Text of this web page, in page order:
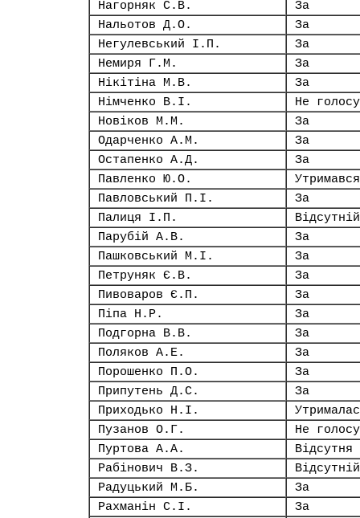
Нагорняк С.В.
За
Нальотов Д.О.
За
Негулевський І.П.
За
Немиря Г.М.
За
Нікітіна М.В.
За
Німченко В.І.
Не
Новіков М.М.
За
Одарченко А.М.
За
Остапенко А.Д.
За
Павленко Ю.О.
Утримався
Павловський П.І.
За
Палиця І.П.
Відсутній
Парубій А.В.
За
Пашковський М.І.
За
Петруняк Є.В.
За
Пивоваров Є.П.
За
Піпа Н.Р.
За
Подгорна В.В.
За
Поляков А.Е.
За
Порошенко П.О.
За
Припутень Д.С.
За
Приходько Н.І.
Пузанов О.Г.
Не
Пуртова А.А.
Відсутня
Рабінович В.З.
Відсутній
Радуцький М.Б.
За
Рахманін С.І.
За